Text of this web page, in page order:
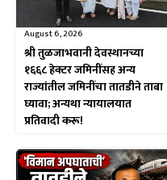
August 6, 2026
श्री तुळजाभवानी देवस्थानच्या
१६६८ हेक्टर जमिनींसह अन्य
राज्यांतील जमिनींचा तातडीने ताबा
घ्यावा; अन्यथा न्यायालयात
प्रतिवादी करू!